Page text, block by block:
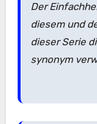
Der
diesem und
dieser Serie
synonym